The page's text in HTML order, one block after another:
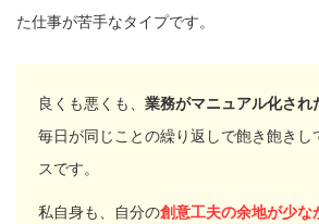
た仕事が苦手なタイプです。
良くも悪くも、 業務がマニュアル化され
毎日が同じことの繰り返しで飽き飽きし
スです。
私自身も、自分の創意工夫の余地が少